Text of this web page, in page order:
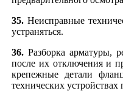
35. Неисправные
устраняться.
36. Разборка арматуры,
после их отключения и
крепежные детали
технических